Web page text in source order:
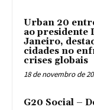
Urban 20
ao presidente
Janeiro,
cidades no
crises globais
18 de novembro de
G20 Social –